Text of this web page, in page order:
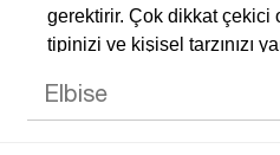
gerektirir. Çok dikkat çekici
tipinizi ve kişisel tarzınızı
olanlar, vücuda oturan